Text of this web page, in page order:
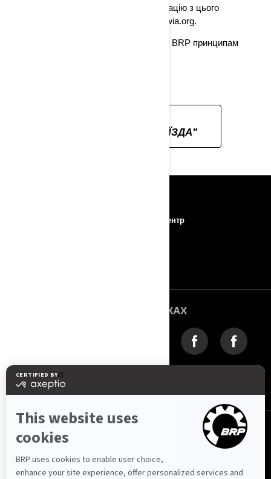
середовищем. Додаткову інформацію з цього
приводу можна знайти на сайті pwia.org.
Дізнайтеся більше про відданість BRP принципам
"ВІДПОВІДАЛЬНА ЇЗДА"
Прес-центр
МИ В СОЦМЕРЕЖАХ